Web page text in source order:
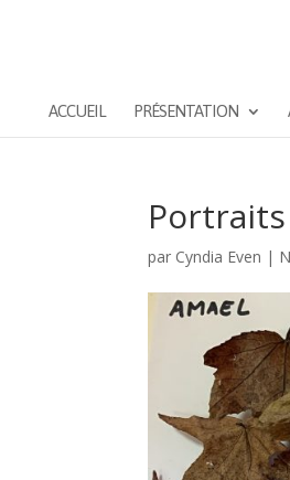
ACCUEIL PRÉSENTATION
par Cyndia Even |